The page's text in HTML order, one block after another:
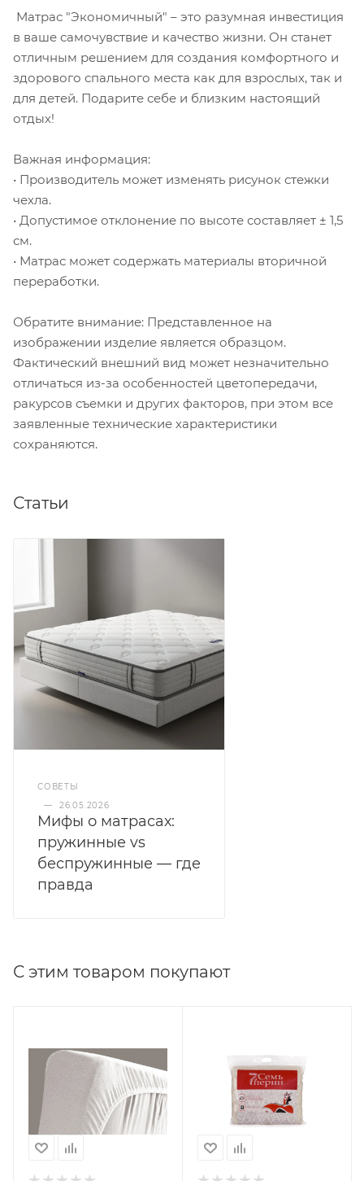
Матрас "Экономичный" – это разумная инвестиция
в ваше самочувствие и качество жизни. Он станет
отличным решением для создания комфортного и
здорового спального места как для взрослых, так и
для детей. Подарите себе и близким настоящий
отдых!
Важная информация:
• Производитель может изменять рисунок стежки
чехла.
• Допустимое отклонение по высоте составляет ± 1,5
см.
• Матрас может содержать материалы вторичной
переработки.
Обратите внимание: Представленное на
изображении изделие является образцом.
Фактический внешний вид может незначительно
отличаться из-за особенностей цветопередачи,
ракурсов съемки и других факторов, при этом все
заявленные технические характеристики
сохраняются.
Статьи
СОВЕТЫ
—
26.05.2026
Мифы о матрасах:
пружинные vs
беспружинные — где
правда
С этим товаром покупают